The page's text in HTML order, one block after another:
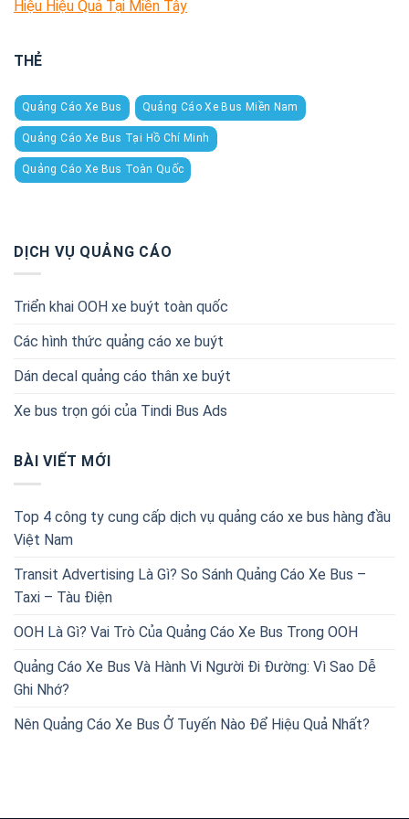
Hiệu Hiệu Quả Tại Miền Tây
THẺ
Quảng Cáo Xe Bus Quảng Cáo Xe Bus Miền Nam
Quảng Cáo Xe Bus Tại Hồ Chí Minh
Quảng Cáo Xe Bus Toàn Quốc
DỊCH VỤ QUẢNG CÁO
Triển khai OOH xe buýt toàn quốc
Các hình thức quảng cáo xe buýt
Dán decal quảng cáo thân xe buýt
Xe bus trọn gói của Tindi Bus Ads
BÀI VIẾT MỚI
Top 4 công ty cung cấp dịch vụ quảng cáo xe bus hàng đầu
Việt Nam
Transit Advertising Là Gì? So Sánh Quảng Cáo Xe Bus –
Taxi – Tàu Điện
OOH Là Gì? Vai Trò Của Quảng Cáo Xe Bus Trong OOH
Quảng Cáo Xe Bus Và Hành Vi Người Đi Đường: Vì Sao Dễ
Ghi Nhớ?
Nên Quảng Cáo Xe Bus Ở Tuyến Nào Để Hiệu Quả Nhất?